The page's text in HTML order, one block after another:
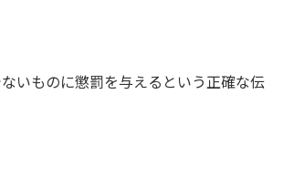
いものに懲罰を与えるという正確な伝